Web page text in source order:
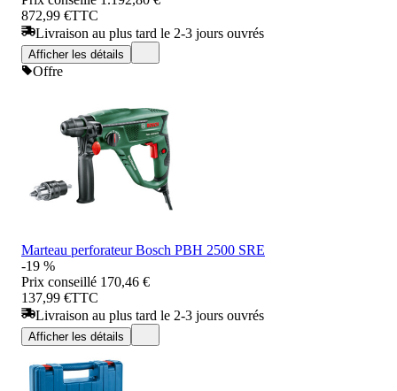
872,99 €TTC
Livraison au plus tard le 2-3 jours ouvrés
Afficher les détails
Offre
Marteau perforateur Bosch PBH 2500 SRE
-19 %
Prix conseillé 170,46 €
137,99 €TTC
Livraison au plus tard le 2-3 jours ouvrés
Afficher les détails